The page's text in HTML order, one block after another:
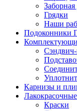
Заборная
Грядки
Наши
Подоконники
Карнизы и
Краски